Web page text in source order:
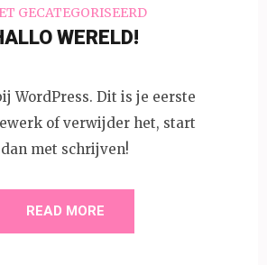
GECATEGORISEERD
WERELD!
WordPress. Dit is je eerste
of verwijder het, start
dan met schrijven!
READ MORE